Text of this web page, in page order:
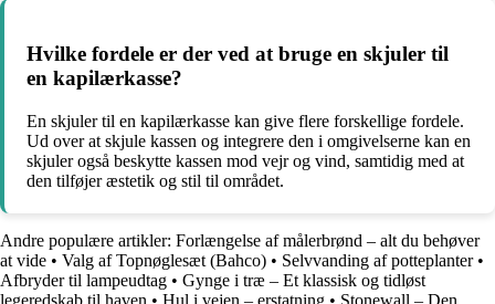
Hvilke fordele er der ved at bruge en skjuler til
en kapilærkasse?
En skjuler til en kapilærkasse kan give flere forskellige fordele.
Ud over at skjule kassen og integrere den i omgivelserne kan en
skjuler også beskytte kassen mod vejr og vind, samtidig med at
den tilføjer æstetik og stil til området.
Andre populære artikler: Forlængelse af målerbrønd – alt du behøver
at vide • Valg af Topnøglesæt (Bahco) • Selvvanding af potteplanter•
Afbryder til lampeudtag • Gynge i træ – Et klassisk og tidløst
legeredskab til haven • Hul i vejen – erstatning • Stonewall – Den